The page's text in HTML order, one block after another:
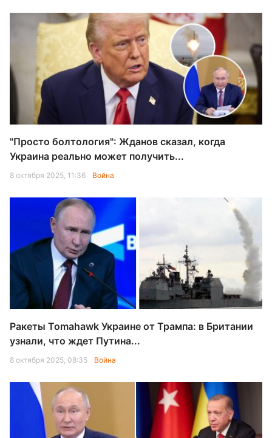
"Просто болтология": Жданов сказал, когда
Украина реально может получить...
8 октября 2025, 11:36 Война
Ракеты Tomahawk Украине от Трампа: в Британии
узнали, что ждет Путина...
8 октября 2025, 08:35 Война